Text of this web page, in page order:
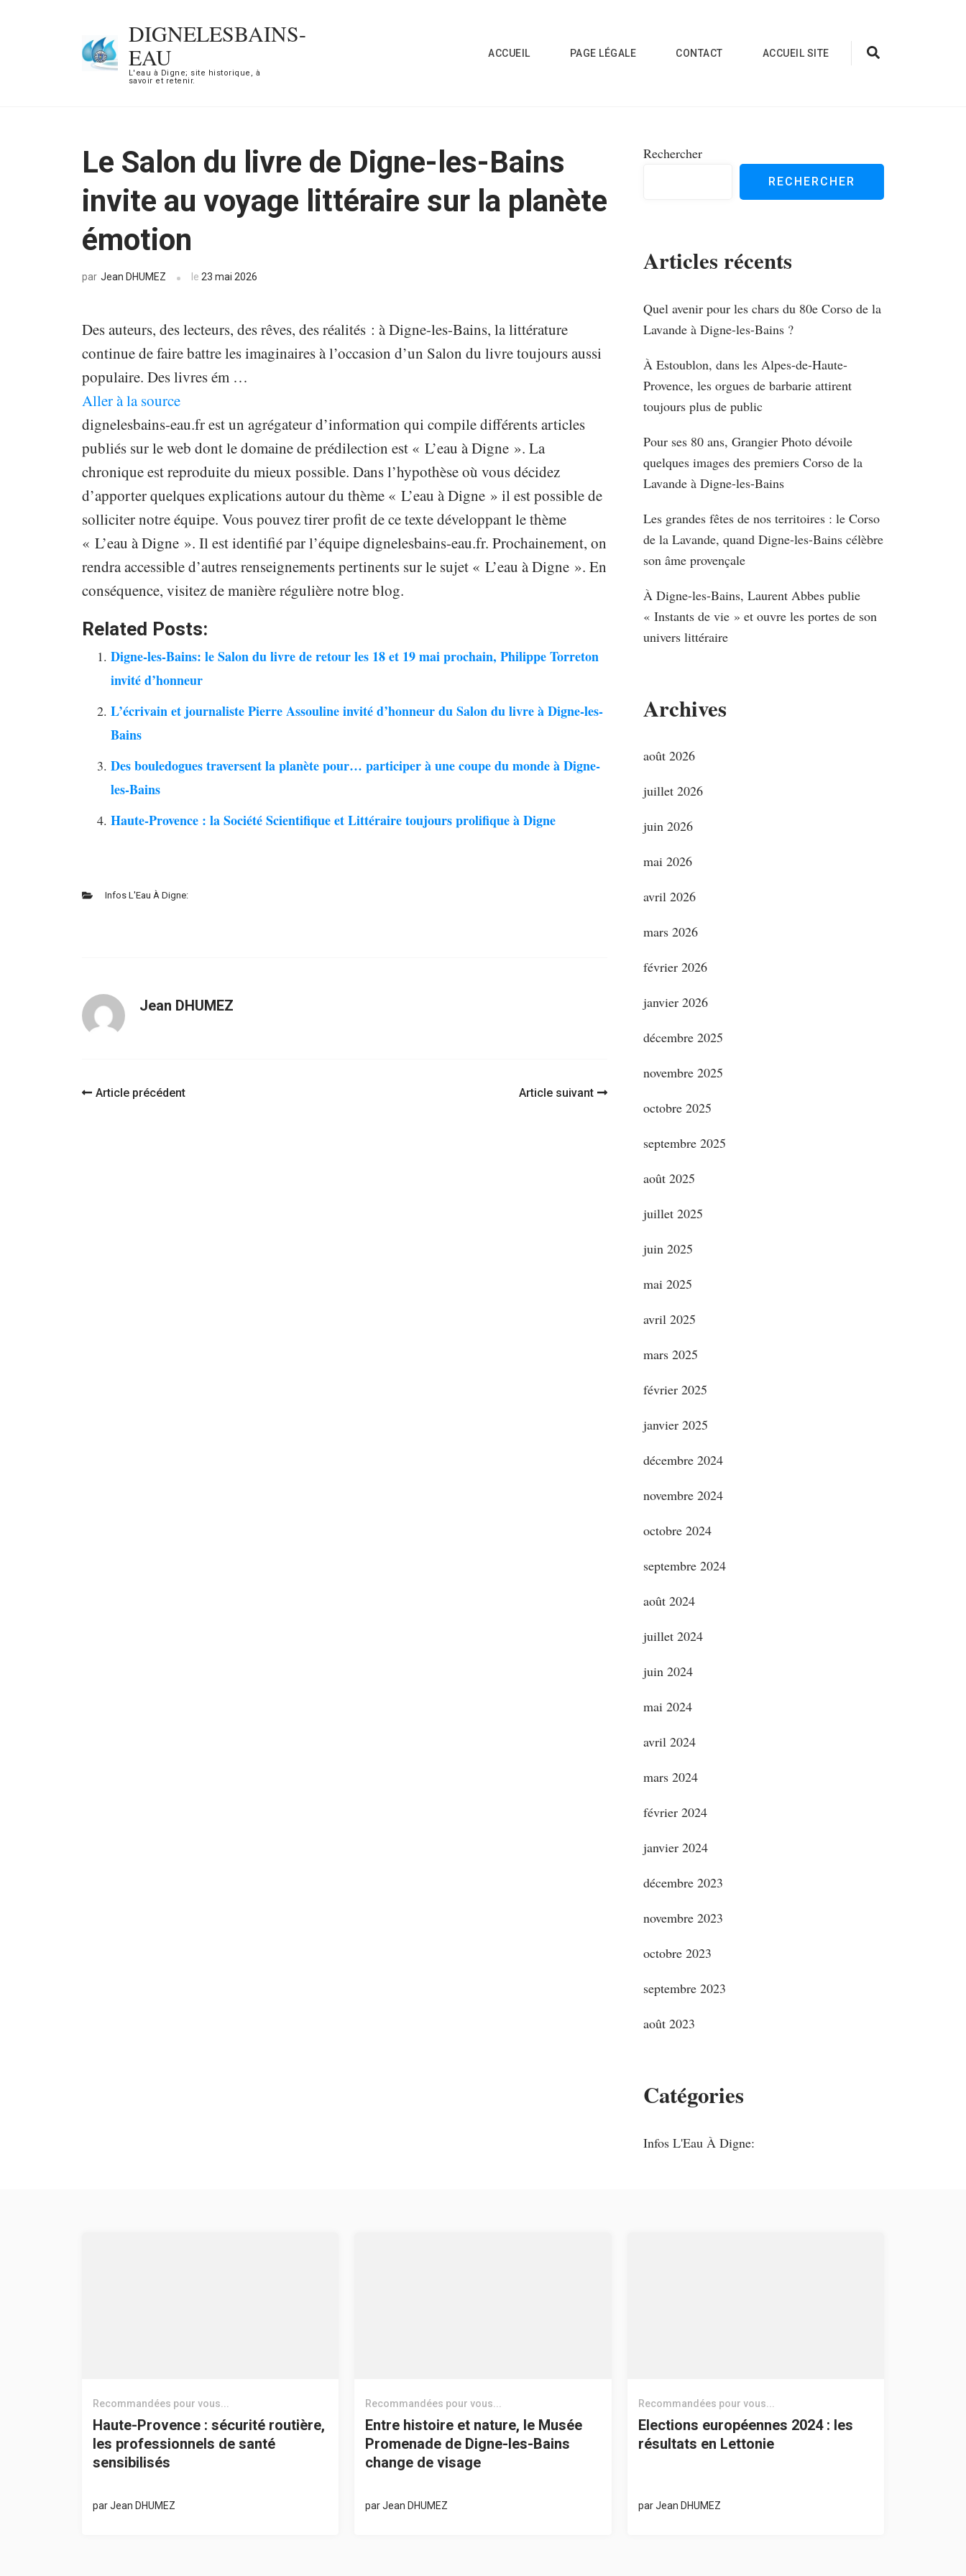
DIGNELESBAINS-
EAU
L'eau à Digne; site historique, à
savoir et retenir.
ACCUEIL PAGE LÉGALE CONTACT ACCUEIL SITE
Le Salon du livre de Digne-les-Bains
invite au voyage littéraire sur la planète
émotion
par Jean DHUMEZ le 23 mai 2026
Des auteurs, des lecteurs, des rêves, des réalités : à Digne-les-Bains, la littérature
continue de faire battre les imaginaires à l’occasion d’un Salon du livre toujours aussi
populaire. Des livres ém …
Aller à la source
dignelesbains-eau.fr est un agrégateur d’information qui compile différents articles
publiés sur le web dont le domaine de prédilection est « L’eau à Digne ». La
chronique est reproduite du mieux possible. Dans l’hypothèse où vous décidez
d’apporter quelques explications autour du thème « L’eau à Digne » il est possible de
solliciter notre équipe. Vous pouvez tirer profit de ce texte développant le thème
« L’eau à Digne ». Il est identifié par l’équipe dignelesbains-eau.fr. Prochainement, on
rendra accessible d’autres renseignements pertinents sur le sujet « L’eau à Digne ». En
conséquence, visitez de manière régulière notre blog.
Related Posts:
Digne-les-Bains: le Salon du livre de retour les 18 et 19 mai prochain, Philippe Torreton
invité d’honneur
L’écrivain et journaliste Pierre Assouline invité d’honneur du Salon du livre à Digne-les-
Bains
Des bouledogues traversent la planète pour… participer à une coupe du monde à Digne-
les-Bains
Haute-Provence : la Société Scientifique et Littéraire toujours prolifique à Digne
Infos L'Eau À Digne:
Jean DHUMEZ
Navigation
Article précédent Article suivant
Rechercher
RECHERCHER
Articles récents
Quel avenir pour les chars du 80e Corso de la
Lavande à Digne-les-Bains ?
À Estoublon, dans les Alpes-de-Haute-
Provence, les orgues de barbarie attirent
toujours plus de public
Pour ses 80 ans, Grangier Photo dévoile
quelques images des premiers Corso de la
Lavande à Digne-les-Bains
Les grandes fêtes de nos territoires : le Corso
de la Lavande, quand Digne-les-Bains célèbre
son âme provençale
À Digne-les-Bains, Laurent Abbes publie
« Instants de vie » et ouvre les portes de son
univers littéraire
Archives
août 2026
juillet 2026
juin 2026
mai 2026
avril 2026
mars 2026
février 2026
janvier 2026
décembre 2025
novembre 2025
octobre 2025
septembre 2025
août 2025
juillet 2025
juin 2025
mai 2025
avril 2025
mars 2025
février 2025
janvier 2025
décembre 2024
novembre 2024
octobre 2024
septembre 2024
août 2024
juillet 2024
juin 2024
mai 2024
avril 2024
mars 2024
février 2024
janvier 2024
décembre 2023
novembre 2023
octobre 2023
septembre 2023
août 2023
Catégories
Infos L'Eau À Digne:
Recommandées pour vous...
Haute-Provence : sécurité routière,
les professionnels de santé
sensibilisés
parJean DHUMEZ
Recommandées pour vous...
Entre histoire et nature, le Musée
Promenade de Digne-les-Bains
change de visage
parJean DHUMEZ
Recommandées pour vous...
Elections européennes 2024 : les
résultats en Lettonie
parJean DHUMEZ